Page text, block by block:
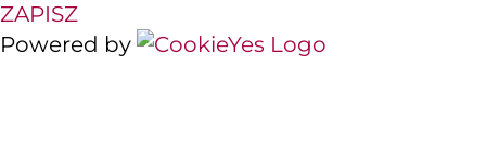
ZAPISZ
Powered by